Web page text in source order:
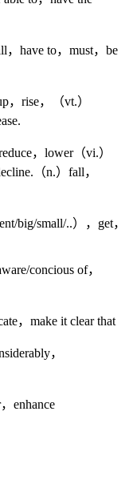
have to，must，be
rise，（vt.）
，lower（vi.）
（n.）fall，
big/small/..），get，
concious of，
，make it clear that
，
enhance